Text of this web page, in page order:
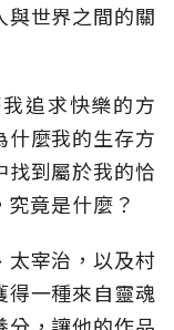
與世界之間的關
追求快樂的方
什麼我的生存方
找到屬於我的恰
竟是什麼？
太宰治，以及村
得一種來自靈魂